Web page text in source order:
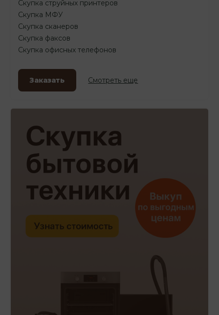
Скупка струйных принтеров
Скупка МФУ
Скупка сканеров
Скупка факсов
Скупка офисных телефонов
Заказать Смотреть еще